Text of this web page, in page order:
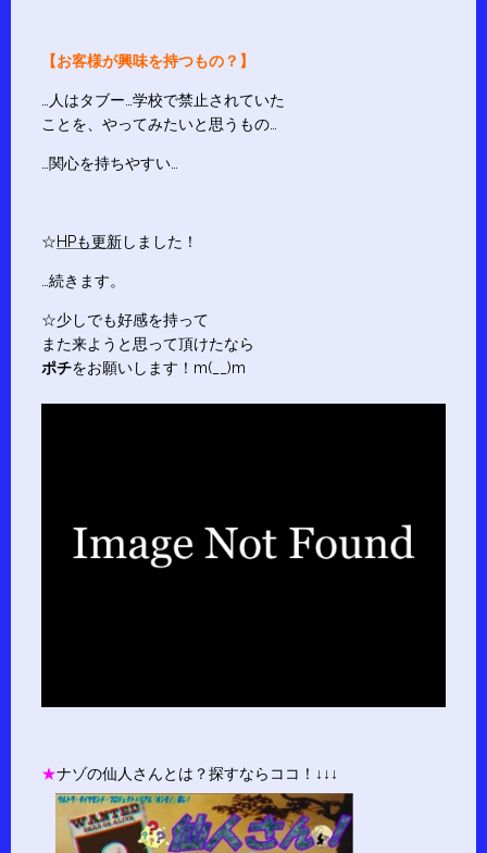
【お客様が興味を持つもの？】
…人はタブー…学校で禁止されていた
ことを、やってみたいと思うもの…
…関心を持ちやすい…
☆HPも更新しました！
…続きます。
☆少しでも好感を持って
また来ようと思って頂けたなら
ポチをお願いします！m(__)m
★ナゾの仙人さんとは？探すならココ！↓↓↓